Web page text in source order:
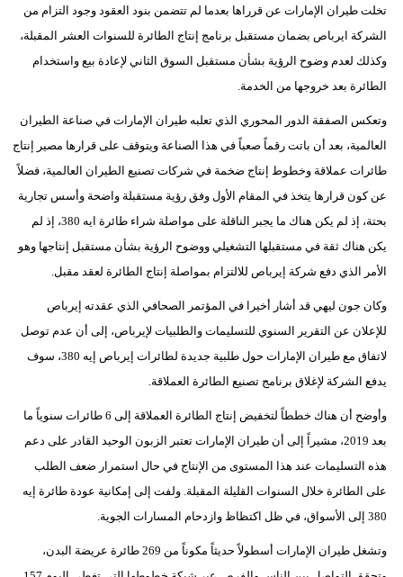
تخلت طيران الإمارات عن قرراها بعدما لم تتضمن بنود العقود وجود التزام من
الشركة ايرباص بضمان مستقبل برنامج إنتاج الطائرة للسنوات العشر المقبلة،
وكذلك لعدم وضوح الرؤية بشأن مستقبل السوق الثاني لإعادة بيع واستخدام
الطائرة بعد خروجها من الخدمة.
وتعكس الصفقة الدور المحوري الذي تعلبه طيران الإمارات في صناعة الطيران
العالمية، بعد أن باتت رقماً صعباً في هذا الصناعة ويتوقف على قرارها مصير إنتاج
طائرات عملاقة وخطوط إنتاج ضخمة في شركات تصنيع الطيران العالمية، فضلاً
عن كون قرارها يتخذ في المقام الأول وفق رؤية مستقبلة واضحة وأسس تجارية
بحتة، إذ لم يكن هناك ما يجبر الناقلة على مواصلة شراء طائرة ايه 380، إذ لم
يكن هناك ثقة في مستقبلها التشغيلي ووضوح الرؤية بشأن مستقبل إنتاجها وهو
الأمر الذي دفع شركة إيرباص للالتزام بمواصلة إنتاج الطائرة لعقد مقبل.
وكان جون ليهي قد أشار أخيرا في المؤتمر الصحافي الذي عقدته إيرباص
للإعلان عن التقرير السنوي للتسليمات والطلبيات لإيرباص، إلى أن عدم توصل
لاتفاق مع طيران الإمارات حول طلبية جديدة لطائرات إيرباص إيه 380، سوف
يدفع الشركة لإغلاق برنامج تصنيع الطائرة العملاقة.
وأوضح أن هناك خططاً لتخفيض إنتاج الطائرة العملاقة إلى 6 طائرات سنوياً ما
بعد 2019، مشيراً إلى أن طيران الإمارات تعتبر الزبون الوحيد القادر على دعم
هذه التسليمات عند هذا المستوى من الإنتاج في حال استمرار ضعف الطلب
على الطائرة خلال السنوات القليلة المقبلة. ولفت إلى إمكانية عودة طائرة إيه
380 إلى الأسواق، في ظل اكتظاظ وازدحام المسارات الجوية.
وتشغل طيران الإمارات أسطولاً حديثاً مكوناً من 269 طائرة عريضة البدن،